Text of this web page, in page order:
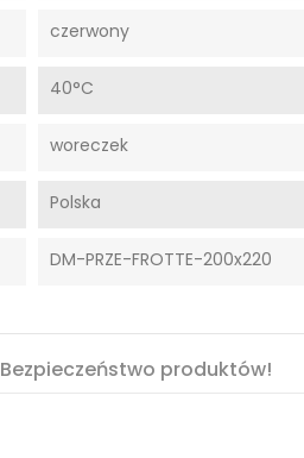
czerwony
40°C
woreczek
Polska
DM-PRZE-FROTTE-200x220
Bezpieczeństwo produktów!